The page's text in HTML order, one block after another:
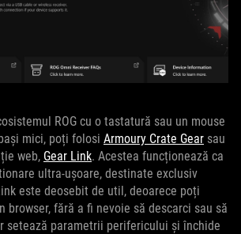
ROG cu o tastatură sau un mouse
mici, poți folosi Armoury Crate Gear sau
web, Gear Link. Acestea funcționează ca
ultra-ușoare, destinate exclusiv
este deosebit de util, deoarece poți
browser, fără a fi nevoie să descarci sau să
setează parametrii perifericului și închide